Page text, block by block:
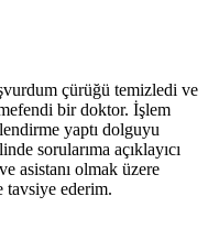
çürüğü temizledi ve
bir doktor. İşlem
yaptı dolguyu
sorularıma açıklayıcı
asistanı olmak üzere
tavsiye ederim.